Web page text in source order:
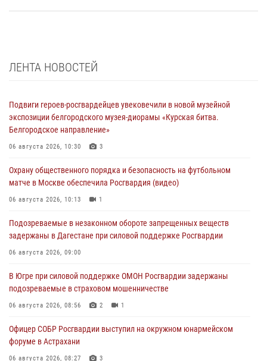
ЛЕНТА НОВОСТЕЙ
Подвиги героев‑росгвардейцев увековечили в новой музейной
экспозиции белгородского музея‑диорамы «Курская битва.
Белгородское направление»
06 августа 2026, 10:30 3
Охрану общественного порядка и безопасность на футбольном
матче в Москве обеспечила Росгвардия (видео)
06 августа 2026, 10:13 1
Подозреваемые в незаконном обороте запрещенных веществ
задержаны в Дагестане при силовой поддержке Росгвардии
06 августа 2026, 09:00
В Югре при силовой поддержке ОМОН Росгвардии задержаны
подозреваемые в страховом мошенничестве
06 августа 2026, 08:56 2 1
Офицер СОБР Росгвардии выступил на окружном юнармейском
форуме в Астрахани
06 августа 2026, 08:27 3